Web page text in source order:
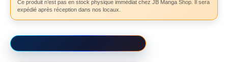
Ce produit n’est pas en stock physique immédiat chez JB Manga Shop. Il sera
expédié après réception dans nos locaux.